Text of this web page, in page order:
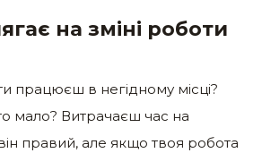
на зміні роботи
працюєш в негідному місці?
мало? Витрачаєш час на
правий, але якщо твоя робота